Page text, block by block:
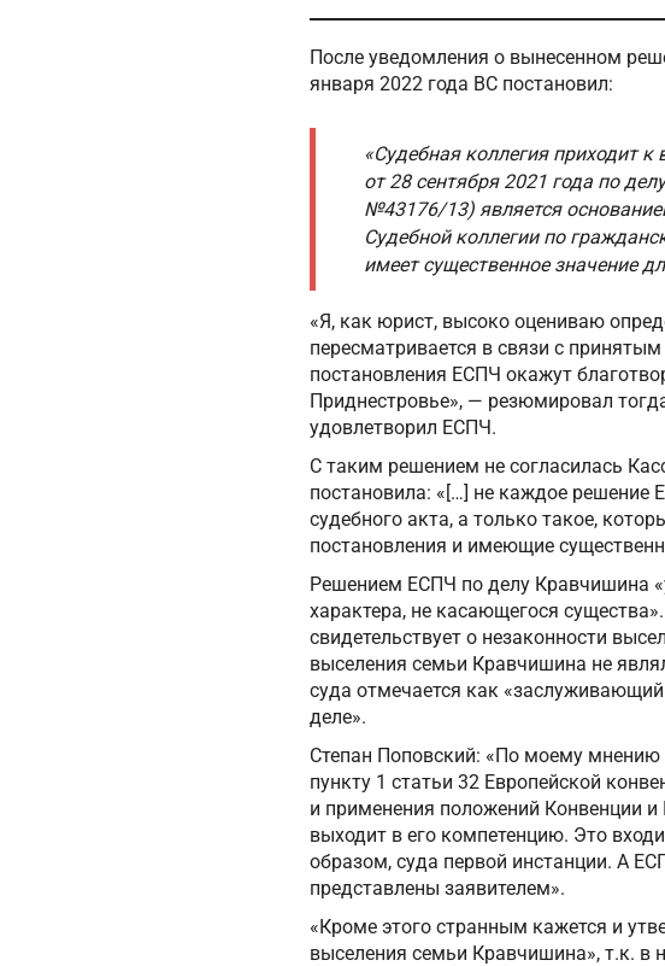
После уведомления о вынесенном
января 2022 года ВС постановил:
«Судебная коллегия приходит
от 28 сентября 2021 года по
№43176/13) является
Судебной коллегии по
имеет существенное значение
«Я, как юрист, высоко оцениваю
пересматривается в связи с
постановления ЕСПЧ окажут
Приднестровье», — резюмировал
удовлетворил ЕСПЧ.
С таким решением не согласилась
постановила: «[…] не каждое решение
судебного акта, а только такое,
постановления и имеющие
Решением ЕСПЧ по делу Кравчишина
характера, не касающегося
свидетельствует о незаконности
выселения семьи Кравчишина не
суда отмечается как
деле».
Степан Поповский: «По моему
пункту 1 статьи 32 Европейской
и применения положений Конвенции и
выходит в его компетенцию. Это
образом, суда первой инстанции. А
представлены заявителем».
«Кроме этого странным кажется и
выселения семьи Кравчишина», т.к. в